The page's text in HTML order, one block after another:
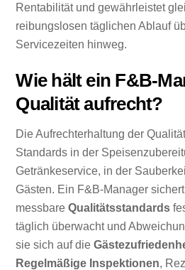
Rentabilität und gewährleistet
reibungslosen täglichen Ablauf
Servicezeiten hinweg.
Wie hält ein F&B-
Qualität aufrecht?
Die Aufrechterhaltung der
Standards in der
Getränkeservice, in der
Gästen. Ein F&B-Manager
messbareQualitätsstandards
täglich überwacht und
sie sich auf die
Regelmäßige Inspektionen,